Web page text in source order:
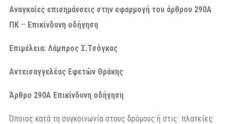
Αναγκαίες επισημάνσεις στην εφαρμογή του άρθρου 290Α
ΠΚ – Επικίνδυνη οδήγηση
Επιμέλεια: Λάμπρος Σ.Τσόγκας
Αντεισαγγελέας Εφετών Θράκης
Άρθρο 290Α Επικίνδυνη οδήγηση
Όποιος κατά τη συγκοινωνία στους δρόμους ή στις πλατείες: